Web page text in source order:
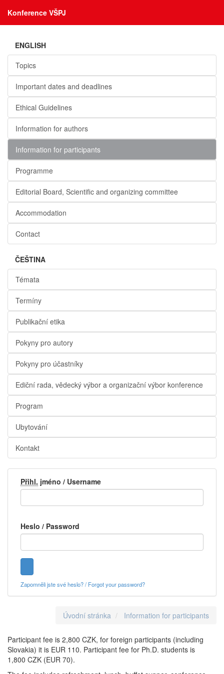
Konference VŠPJ
ENGLISH
Topics
Important dates and deadlines
Ethical Guidelines
Information for authors
Information for participants
Programme
Editorial Board, Scientific and organizing committee
Accommodation
Contact
ČEŠTINA
Témata
Termíny
Publikační etika
Pokyny pro autory
Pokyny pro účastníky
Ediční rada, vědecký výbor a organizační výbor konference
Program
Ubytování
Kontakt
Přihl. jméno / Username
Heslo / Password
Zapomněli jste své heslo? / Forgot your password?
Úvodní stránka Information for participants
Participant fee is 2,800 CZK, for foreign participants (including
Slovakia) it is EUR 110. Participant fee for Ph.D. students is
1,800 CZK (EUR 70).